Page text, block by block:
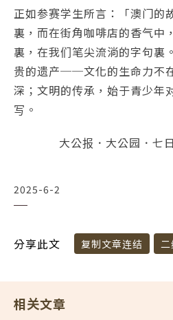
正如参赛学生所言：「澳门的
裏，而在街角咖啡店的香气中
裏，在我们笔尖流淌的字句裏
贵的遗产──文化的生命力不
深；文明的传承，始于青少年
写。
大公报．大公园．七
2025-6-2
分享此文 复制文章连结
相关文章